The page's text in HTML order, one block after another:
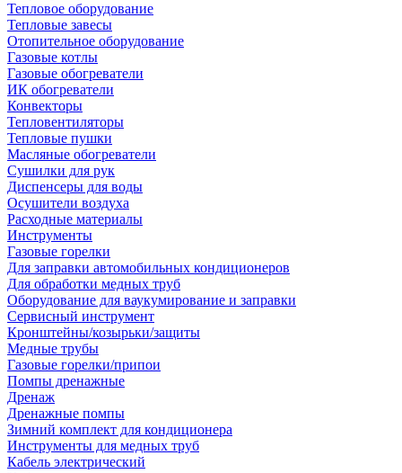
Тепловое оборудование
Тепловые завесы
Отопительное оборудование
Газовые котлы
Газовые обогреватели
ИК обогреватели
Конвекторы
Тепловентиляторы
Тепловые пушки
Масляные обогреватели
Сушилки для рук
Диспенсеры для воды
Осушители воздуха
Расходные материалы
Инструменты
Газовые горелки
Для заправки автомобильных кондиционеров
Для обработки медных труб
Оборудование для ваукумирование и заправки
Сервисный инструмент
Кронштейны/козырьки/защиты
Медные трубы
Газовые горелки/припои
Помпы дренажные
Дренаж
Дренажные помпы
Зимний комплект для кондиционера
Инструменты для медных труб
Кабель электрический